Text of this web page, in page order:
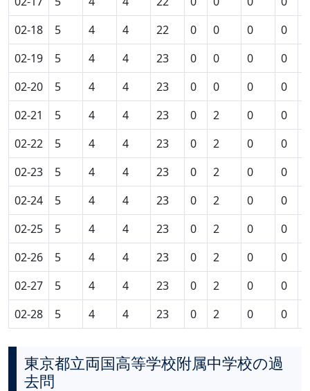
02-18
5 4 4 22 0 0 0 0
02-19
5 4 4 23 0 0 0 0
02-20
5 4 4 23 0 0 0 0
02-21
5 4 4 23 0 2 0 0
02-22
5 4 4 23 0 2 0 0
02-23
5 4 4 23 0 2 0 0
02-24
5 4 4 23 0 2 0 0
02-25
5 4 4 23 0 2 0 0
02-26
5 4 4 23 0 2 0 0
02-27
5 4 4 23 0 2 0 0
02-28
5 4 4 23 0 2 0 0
東京都立両国高等学校附属中学校の過
去問